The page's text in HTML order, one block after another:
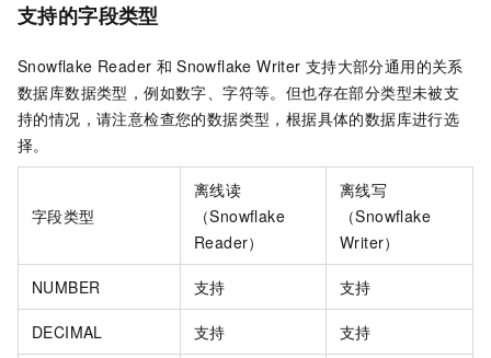
支持的字段类型
Snowflake Reader 和 Snowflake Writer 支持大部分通用的关系
数据库数据类型，例如数字、字符等。但也存在部分类型未被支
持的情况，请注意检查您的数据类型，根据具体的数据库进行选
择。
字段类型
离线读
（Snowflake
Reader）
离线写
（Snowflake
Writer）
NUMBER 支持 支持
DECIMAL 支持 支持